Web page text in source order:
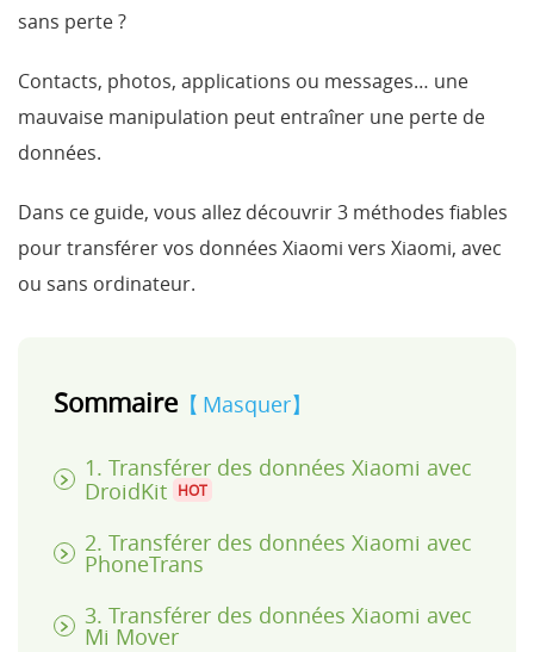
sans perte ?
Contacts, photos, applications ou messages… une
mauvaise manipulation peut entraîner une perte de
données.
Dans ce guide, vous allez découvrir 3 méthodes fiables
pour transférer vos données Xiaomi vers Xiaomi, avec
ou sans ordinateur.
Sommaire Masquer
1. Transférer des données Xiaomi avec
DroidKit
HOT
2. Transférer des données Xiaomi avec
PhoneTrans
3. Transférer des données Xiaomi avec
Mi Mover